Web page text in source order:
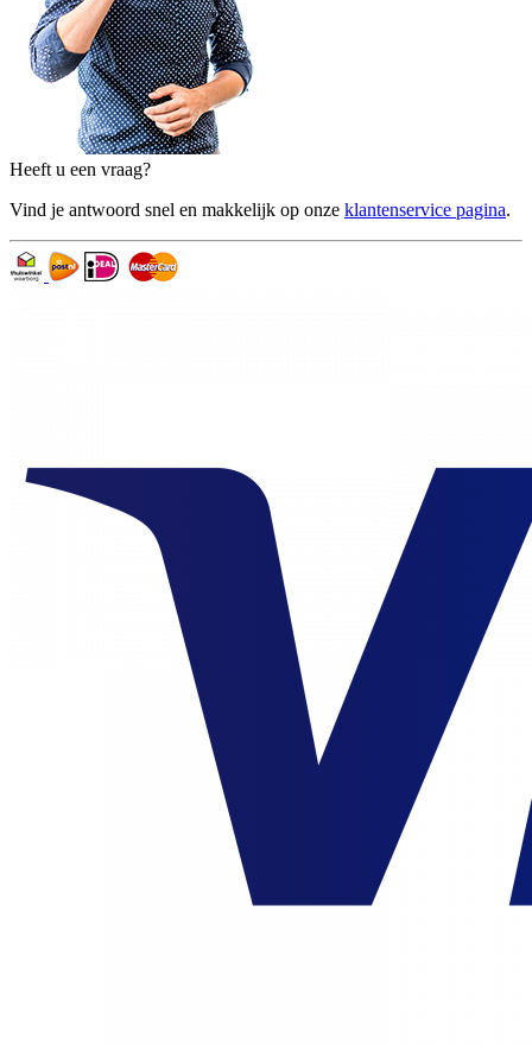
Heeft u een vraag?
Vind je antwoord snel en makkelijk op onze klantenservice pagina.